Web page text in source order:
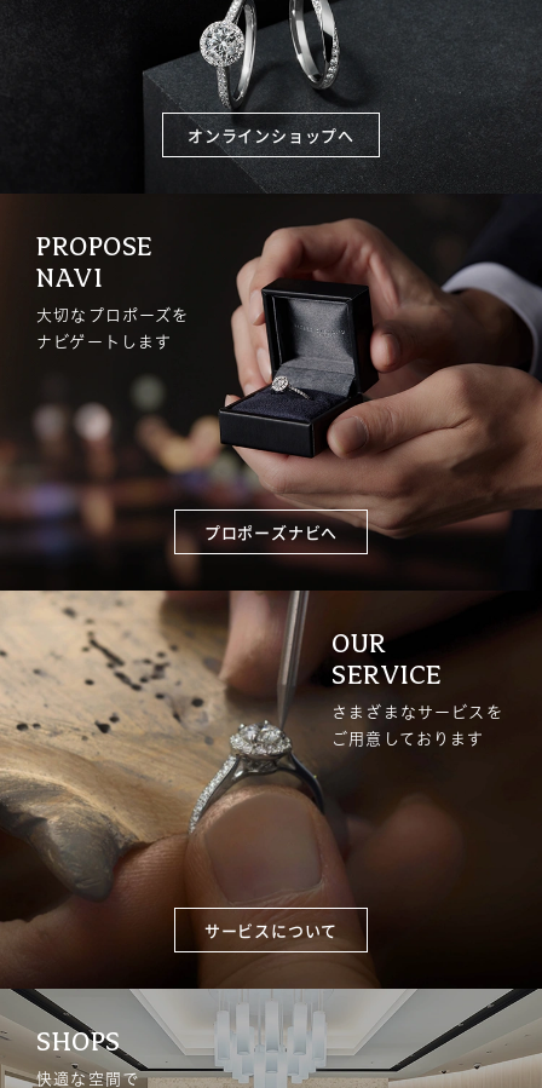
オンラインショップへ
PROPOSE
NAVI
大切なプロポーズを
ナビゲートします
プロポーズナビへ
OUR
SERVICE
さまざまなサービスを
ご用意しております
サービスについて
SHOPS
快適な空間で